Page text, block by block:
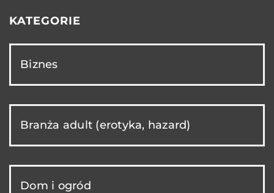
KATEGORIE
Biznes
Branża adult (erotyka, hazard)
Dom i ogród